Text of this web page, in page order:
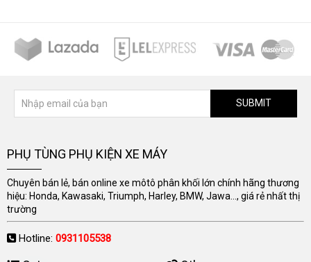
SUBMIT
PHỤ TÙNG PHỤ KIỆN XE MÁY
Chuyên bán lẻ, bán online xe môtô phân khối lớn chính hãng thương
hiệu: Honda, Kawasaki, Triumph, Harley, BMW, Jawa..., giá rẻ nhất thị
trường
Hotline: 0931105538